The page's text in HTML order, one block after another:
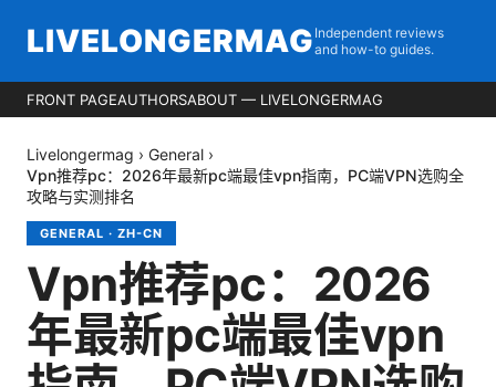
LIVELONGERMAG Independent reviews
and how-to guides.
FRONT PAGEAUTHORSABOUT — LIVELONGERMAG
Livelongermag › General ›
Vpn推荐pc：2026年最新pc端最佳vpn指南，PC端VPN选购全
攻略与实测排名
GENERAL · ZH-CN
Vpn推荐pc：2026
年最新pc端最佳vpn